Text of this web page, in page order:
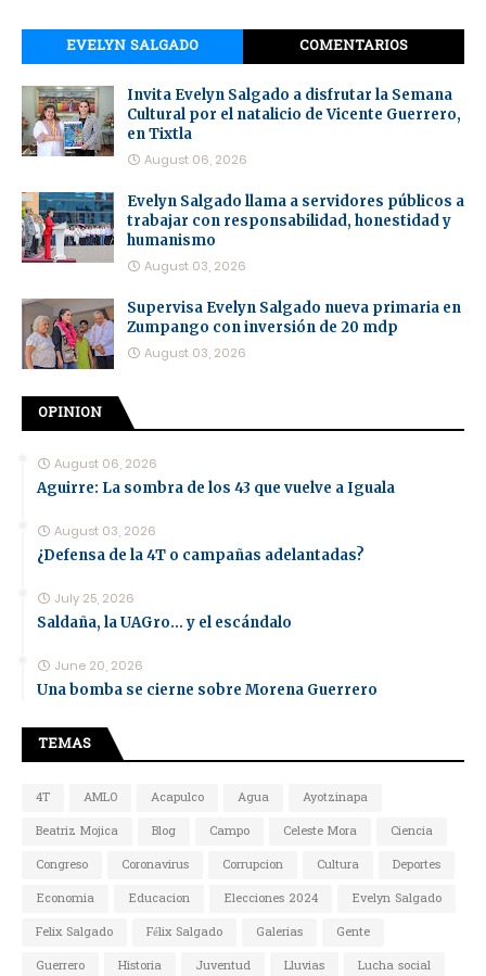
EVELYN SALGADO COMENTARIOS
Invita Evelyn Salgado a disfrutar la Semana
Cultural por el natalicio de Vicente Guerrero,
en Tixtla
August 06, 2026
Evelyn Salgado llama a servidores públicos a
trabajar con responsabilidad, honestidad y
humanismo
August 03, 2026
Supervisa Evelyn Salgado nueva primaria en
Zumpango con inversión de 20 mdp
August 03, 2026
OPINION
August 06, 2026
Aguirre: La sombra de los 43 que vuelve a Iguala
August 03, 2026
¿Defensa de la 4T o campañas adelantadas?
July 25, 2026
Saldaña, la UAGro... y el escándalo
June 20, 2026
Una bomba se cierne sobre Morena Guerrero
TEMAS
4T AMLO Acapulco Agua
Ayotzinapa
Beatriz Mojica
Blog Campo Celeste Mora
Ciencia
Congreso
Coronavirus Corrupcion Cultura
Deportes
Economia
Educacion Elecciones 2024
Evelyn Salgado
Felix Salgado
Félix Salgado Galerias
Gente
Guerrero
Historia Juventud Lluvias
Lucha social